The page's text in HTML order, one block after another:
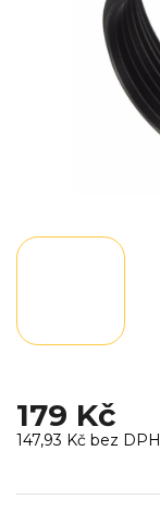
179 Kč
147,93 Kč bez DPH
cena: